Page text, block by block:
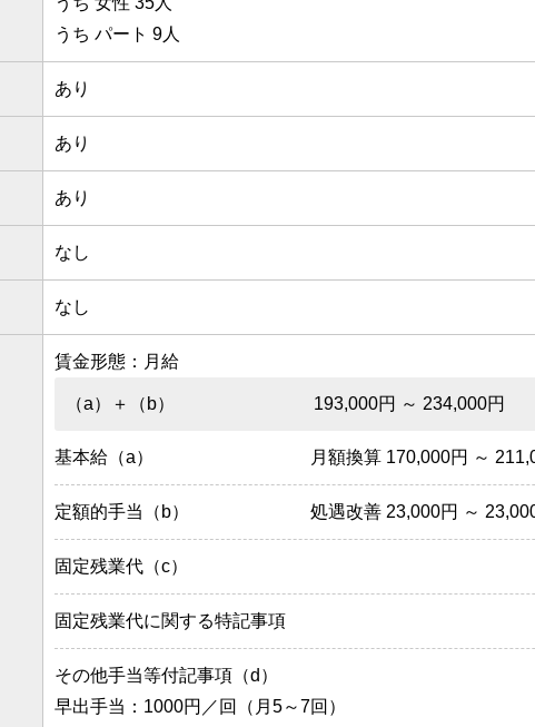
うち パート 9人
あり
あり
あり
なし
なし
賃金形態：月給
（a）＋（b） 193,000円 ～ 234,000円
基本給（a） 月額換算 170,000円 ～
定額的手当（b） 処遇改善 23,000円 ～
固定残業代（c）
固定残業代に関する特記事項
その他手当等付記事項（d）
早出手当：1000円／回（月5～7回）